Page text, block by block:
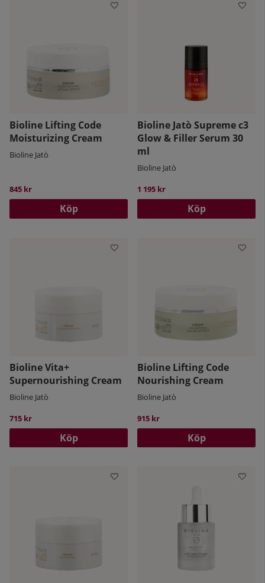
Bioline Lifting Code
Moisturizing Cream
Bioline Jatò
845 kr
Köp
Bioline Jatò Supreme c3
Glow & Filler Serum 30
ml
Bioline Jatò
1 195 kr
Köp
Bioline Vita+
Supernourishing Cream
Bioline Jatò
715 kr
Köp
Bioline Lifting Code
Nourishing Cream
Bioline Jatò
915 kr
Köp